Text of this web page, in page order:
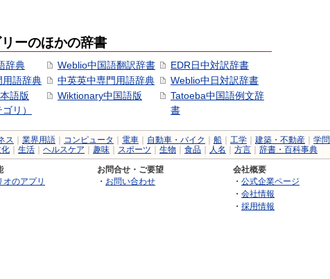
ーのほかの辞書
辞典
用語辞典
語版
リ）
Weblio中国語翻訳辞書
中英英中専門用語辞典
Wiktionary中国語版
EDR日中対訳辞書
Weblio中日対訳辞書
Tatoeba中国語例文辞
書
ス 業界用語 コンピュータ 電車 自動車・バイク 船 工学 建築・不動産
学問
化
生活 ヘルスケア 趣味 スポーツ 生物 食品 人名 方言 辞書・百科事典
オのアプリ
お問合せ・ご要望
・ お問い合わせ
会社概要
・ 公式企業ページ
・ 会社情報
・ 採用情報